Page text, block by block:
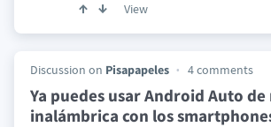
View
Discussion on Pisapapeles 4 comments
Ya puedes usar Android Auto de
inalámbrica con los